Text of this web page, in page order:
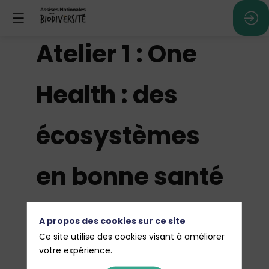
Atelier 1 : One
Health : des
écosystèmes
en bonne santé
pour des
humains en
A propos des cookies sur ce site
Ce site utilise des cookies visant à améliorer
votre expérience.